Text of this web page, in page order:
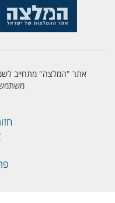
אתר "המלצה" מתחייב